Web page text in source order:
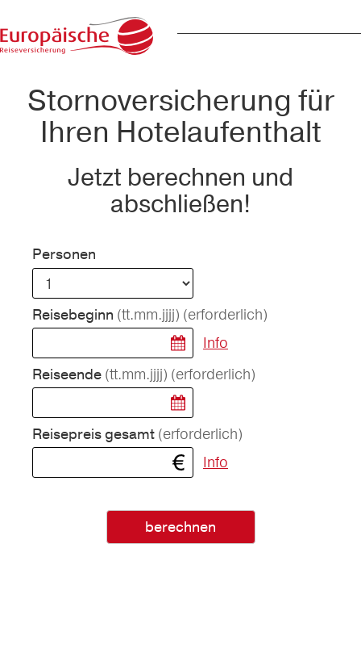
Stornoversicherung für
Ihren Hotelaufenthalt
Jetzt berechnen und
abschließen!
Personen
Reisebeginn (tt.mm.jjjj) (erforderlich)
Info
Reiseende (tt.mm.jjjj) (erforderlich)
Reisepreis gesamt (erforderlich)
Info
berechnen